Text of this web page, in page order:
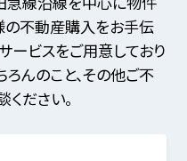
の不動産購入をお手伝
ービスをご用意しており
ろんのこと、その他ご不
ださい。